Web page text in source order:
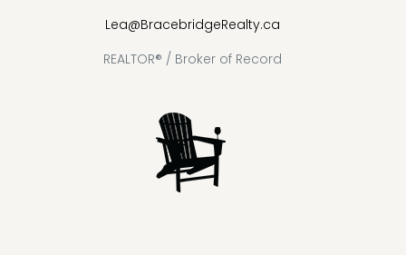
Lea@BracebridgeRealty.ca
REALTOR® / Broker of Record